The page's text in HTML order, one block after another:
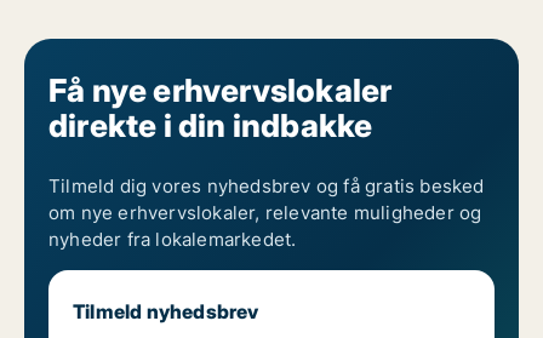
Få nye erhvervslokaler
direkte i din indbakke
Tilmeld dig vores nyhedsbrev og få gratis besked
om nye erhvervslokaler, relevante muligheder og
nyheder fra lokalemarkedet.
Tilmeld nyhedsbrev